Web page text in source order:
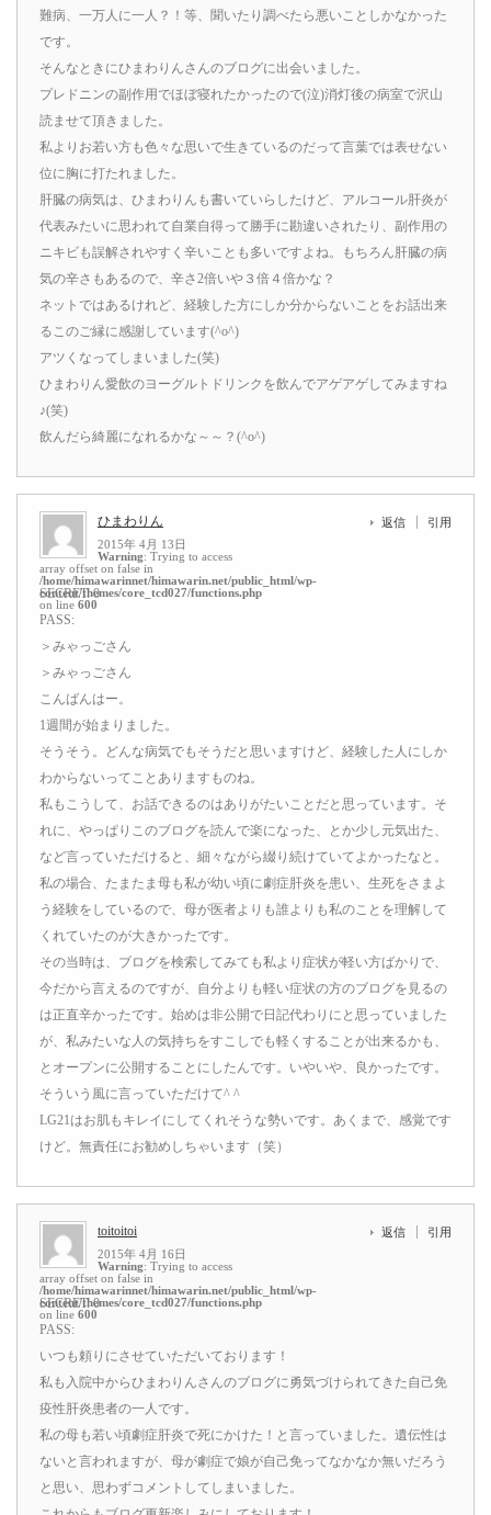
難病、一万人に一人？！等、聞いたり調べたら悪いことしかなかった
です。
そんなときにひまわりんさんのブログに出会いました。
プレドニンの副作用でほぼ寝れたかったので(泣)消灯後の病室で沢山
読ませて頂きました。
私よりお若い方も色々な思いで生きているのだって言葉では表せない
位に胸に打たれました。
肝臓の病気は、ひまわりんも書いていらしたけど、アルコール肝炎が
代表みたいに思われて自業自得って勝手に勘違いされたり、副作用の
ニキビも誤解されやすく辛いことも多いですよね。もちろん肝臓の病
気の辛さもあるので、辛さ2倍いや３倍４倍かな？
ネットではあるけれど、経験した方にしか分からないことをお話出来
るこのご縁に感謝しています(^o^)
アツくなってしまいました(笑)
ひまわりん愛飲のヨーグルトドリンクを飲んでアゲアゲしてみますね
♪(笑)
飲んだら綺麗になれるかな～～？(^o^)
ひまわりん
2015年 4月 13日
Warning: Trying to access
array offset on false in
/home/himawarinnet/himawarin.net/public_html/wp-
content/themes/core_tcd027/functions.php
on line 600
返信 引用
SECRET: 0
PASS:
＞みゃっごさん
＞みゃっごさん
こんばんはー。
1週間が始まりました。
そうそう。どんな病気でもそうだと思いますけど、経験した人にしか
わからないってことありますものね。
私もこうして、お話できるのはありがたいことだと思っています。そ
れに、やっぱりこのブログを読んで楽になった、とか少し元気出た、
など言っていただけると、細々ながら綴り続けていてよかったなと。
私の場合、たまたま母も私が幼い頃に劇症肝炎を患い、生死をさまよ
う経験をしているので、母が医者よりも誰よりも私のことを理解して
くれていたのが大きかったです。
その当時は、ブログを検索してみても私より症状が軽い方ばかりで、
今だから言えるのですが、自分よりも軽い症状の方のブログを見るの
は正直辛かったです。始めは非公開で日記代わりにと思っていました
が、私みたいな人の気持ちをすこしでも軽くすることが出来るかも、
とオープンに公開することにしたんです。いやいや、良かったです。
そういう風に言っていただけて^ ^
LG21はお肌もキレイにしてくれそうな勢いです。あくまで、感覚です
けど。無責任にお勧めしちゃいます（笑）
toitoitoi
2015年 4月 16日
Warning: Trying to access
array offset on false in
/home/himawarinnet/himawarin.net/public_html/wp-
content/themes/core_tcd027/functions.php
on line 600
返信 引用
SECRET: 0
PASS:
いつも頼りにさせていただいております！
私も入院中からひまわりんさんのブログに勇気づけられてきた自己免
疫性肝炎患者の一人です。
私の母も若い頃劇症肝炎で死にかけた！と言っていました。遺伝性は
ないと言われますが、母が劇症で娘が自己免ってなかなか無いだろう
と思い、思わずコメントしてしまいました。